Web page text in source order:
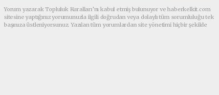
Yorum yazarak Topluluk Kuralları’nı kabul etmiş bulunuyor ve haberkelkit.com
sitesine yaptığınız yorumunuzla ilgili doğrudan veya dolaylı tüm sorumluluğu tek
başınıza üstleniyorsunuz. Yazılan tüm yorumlardan site yönetimi hiçbir şekilde